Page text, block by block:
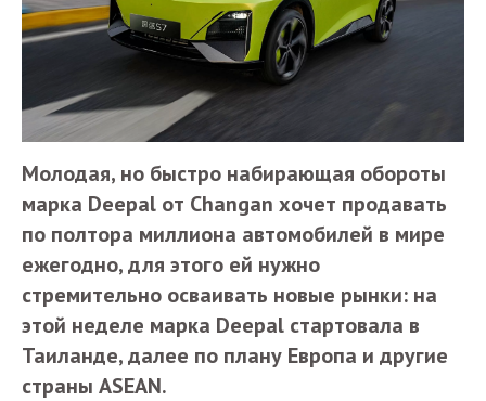
Молодая, но быстро набирающая обороты
марка Deepal от Changan хочет продавать
по полтора миллиона автомобилей в мире
ежегодно, для этого ей нужно
стремительно осваивать новые рынки: на
этой неделе марка Deepal стартовала в
Таиланде, далее по плану Европа и другие
страны ASEAN.